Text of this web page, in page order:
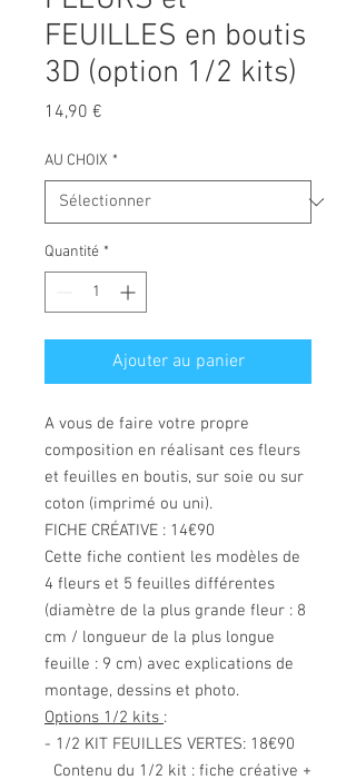
FEUILLES en boutis
3D (option 1/2 kits)
14,90 €
AU CHOIX *
Quantité *
Ajouter au panier
A vous de faire votre propre
composition en réalisant ces fleurs
et feuilles en boutis, sur soie ou sur
coton (imprimé ou uni).
FICHE CRÉATIVE : 14€90
Cette fiche contient les modèles de
4 fleurs et 5 feuilles différentes
(diamètre de la plus grande fleur : 8
cm / longueur de la plus longue
feuille : 9 cm) avec explications de
montage, dessins et photo.
Options 1/2 kits :
- 1/2 KIT FEUILLES VERTES: 18€90
Contenu du 1/2 kit : fiche créative +